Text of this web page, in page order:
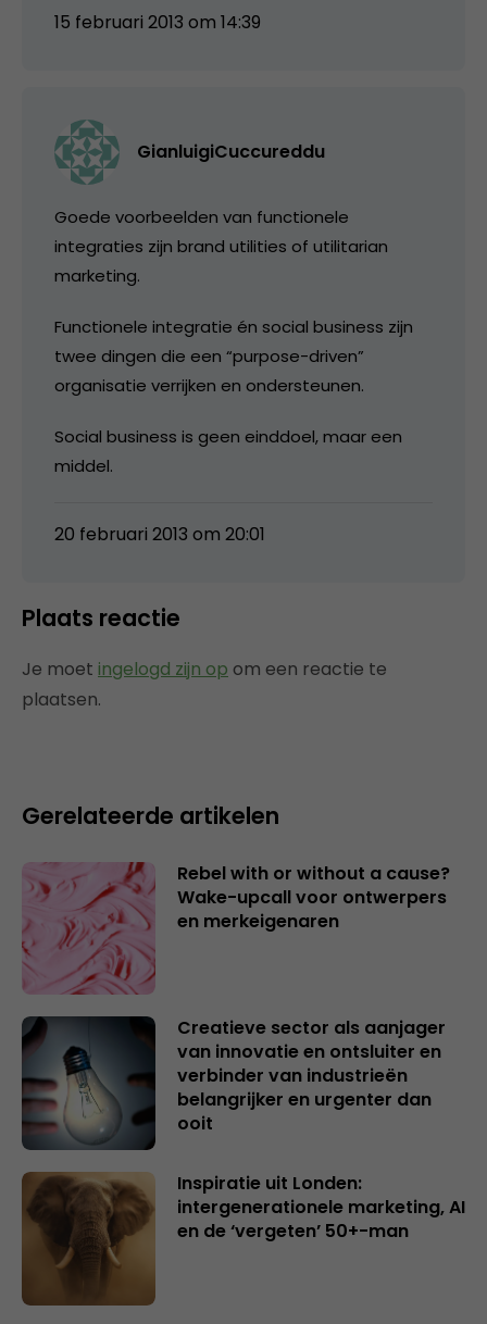
15 februari 2013 om 14:39
GianluigiCuccureddu
Goede voorbeelden van functionele
integraties zijn brand utilities of utilitarian
marketing.
Functionele integratie én social business zijn
twee dingen die een “purpose-driven”
organisatie verrijken en ondersteunen.
Social business is geen einddoel, maar een
middel.
20 februari 2013 om 20:01
Plaats reactie
Je moet ingelogd zijn op om een reactie te
plaatsen.
Gerelateerde artikelen
Rebel with or without a cause?
Wake-upcall voor ontwerpers
en merkeigenaren
Creatieve sector als aanjager
van innovatie en ontsluiter en
verbinder van industrieën
belangrijker en urgenter dan
ooit
Inspiratie uit Londen:
intergenerationele marketing, AI
en de ‘vergeten’ 50+-man